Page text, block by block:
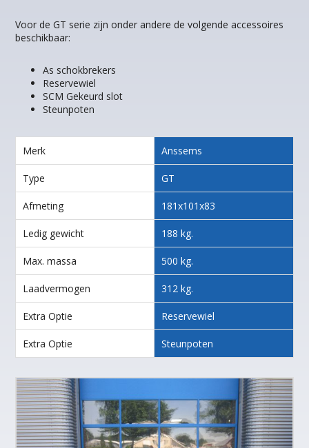
Voor de GT serie zijn onder andere de volgende accessoires
beschikbaar:
As schokbrekers
Reservewiel
SCM Gekeurd slot
Steunpoten
Merk Anssems
Type GT
Afmeting 181x101x83
Ledig gewicht 188 kg.
Max. massa 500 kg.
Laadvermogen 312 kg.
Extra Optie Reservewiel
Extra Optie Steunpoten